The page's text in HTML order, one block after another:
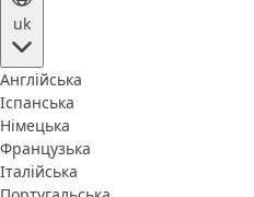
uk
Англійська
Іспанська
Німецька
Французька
Італійська